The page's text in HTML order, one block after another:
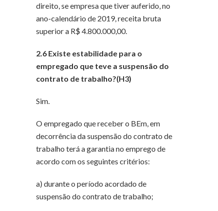
direito, se empresa que tiver auferido, no
ano-calendário de 2019, receita bruta
superiora R$ 4.800.000,00.
2.6 Existe estabilidade para o
empregado que teve a suspensão do
contrato de trabalho?(H3)
Sim.
O empregado que receber o BEm, em
decorrência da suspensão do contrato de
trabalho terá a garantia no emprego de
acordo com os seguintes critérios:
a) durante o período acordado de
suspensão do contrato de trabalho;